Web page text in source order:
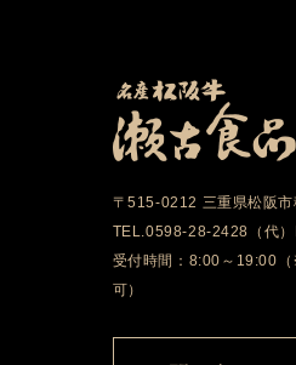
〒515-0212 三重県松阪市
TEL.0598-28-2428（代
受付時間：8:00～19:00
可）